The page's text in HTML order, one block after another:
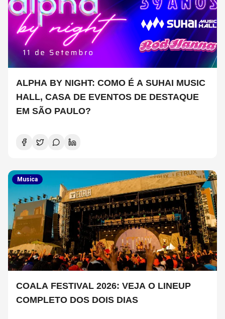
ALPHA BY NIGHT: COMO É A SUHAI MUSIC
HALL, CASA DE EVENTOS DE DESTAQUE
EM SÃO PAULO?
Musica
COALA FESTIVAL 2026: VEJA O LINEUP
COMPLETO DOS DOIS DIAS